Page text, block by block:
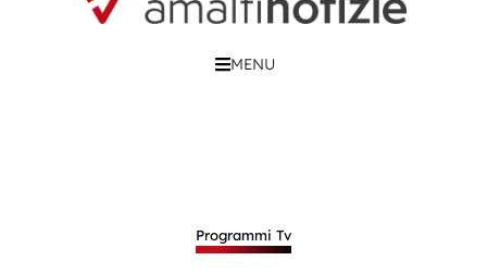
MENU
Programmi Tv